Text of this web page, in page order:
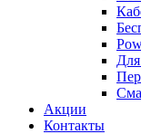
Акции
Контакты